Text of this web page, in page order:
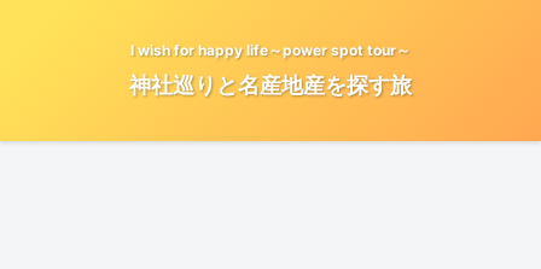
I wish for happy life～power spot tour～
神社巡りと名産地産を探す旅